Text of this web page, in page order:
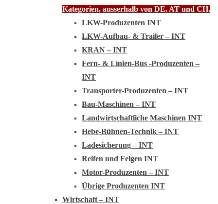
Kategorien, ausserhalb von DE, AT und CH.
LKW-Produzenten INT
LKW-Aufbau- & Trailer – INT
KRAN – INT
Fern- & Linien-Bus -Produzenten –
INT
Transporter-Produzenten – INT
Bau-Maschinen – INT
Landwirtschaftliche Maschinen INT
Hebe-Bühnen-Technik – INT
Ladesicherung – INT
Reifen und Felgen INT
Motor-Produzenten – INT
Übrige Produzenten INT
Wirtschaft – INT